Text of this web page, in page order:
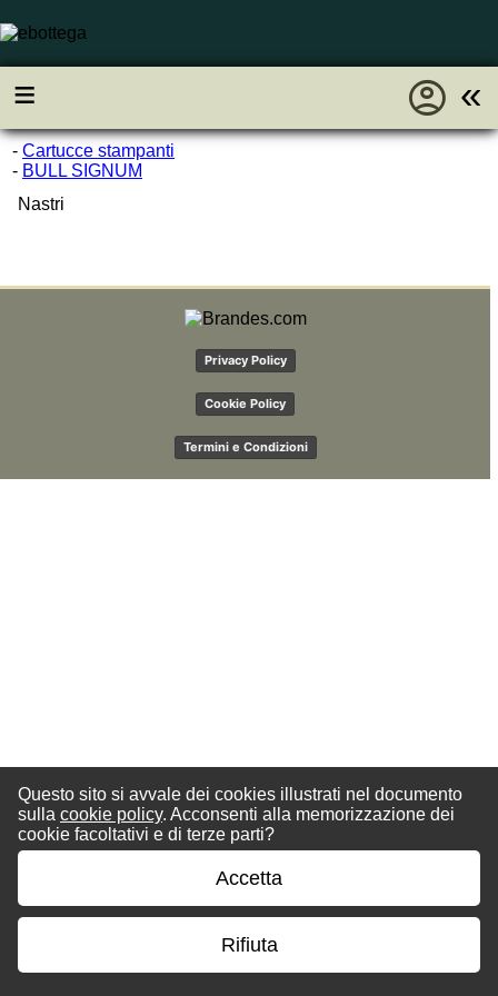
Questo sito si avvale dei cookies illustrati nel documento
sulla cookie policy. Acconsenti alla memorizzazione dei
cookie facoltativi e di terze parti?
Accetta
Rifiuta
≡ «
account_circle
- Cartucce stampanti
- BULL SIGNUM
Nastri
Privacy Policy
Cookie Policy
Termini e Condizioni